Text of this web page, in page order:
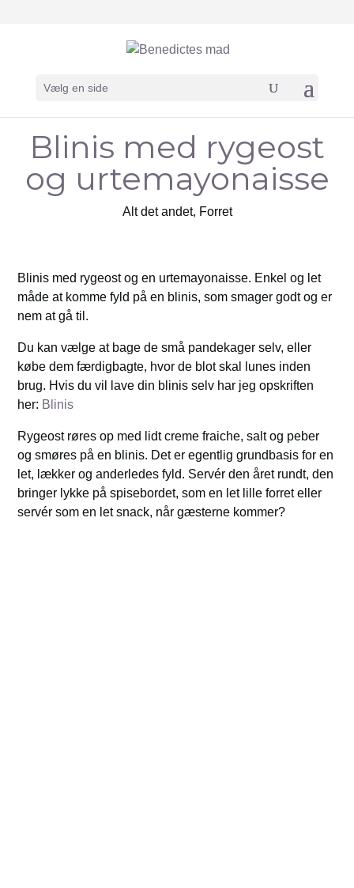
Vælg en side
Blinis med rygeost
og urtemayonaisse
Alt det andet, Forret
Blinis med rygeost og en urtemayonaisse. Enkel og let
måde at komme fyld på en blinis, som smager godt og er
nem at gå til.
Du kan vælge at bage de små pandekager selv, eller
købe dem færdigbagte, hvor de blot skal lunes inden
brug. Hvis du vil lave din blinis selv har jeg opskriften
her: Blinis
Rygeost røres op med lidt creme fraiche, salt og peber
og smøres på en blinis. Det er egentlig grundbasis for en
let, lækker og anderledes fyld. Servér den året rundt, den
bringer lykke på spisebordet, som en let lille forret eller
servér som en let snack, når gæsterne kommer?